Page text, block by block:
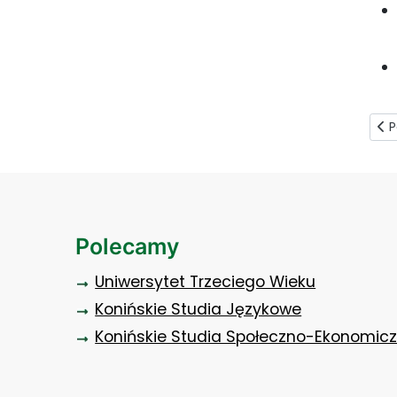
Polecamy
Uniwersytet Trzeciego Wieku
Konińskie Studia Językowe
Konińskie Studia Społeczno-